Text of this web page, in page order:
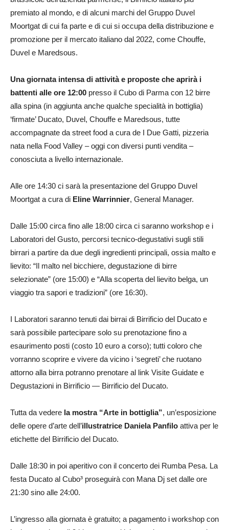
premiato al mondo, e di alcuni marchi del Gruppo Duvel
Moortgat di cui fa parte e di cui si occupa della distribuzione e
promozione per il mercato italiano dal 2022, come Chouffe,
Duvel e Maredsous.
Una giornata intensa di attività e proposte che aprirà i
battenti alle ore 12:00 presso il Cubo di Parma con 12 birre
alla spina (in aggiunta anche qualche specialità in bottiglia)
‘firmate’ Ducato, Duvel, Chouffe e Maredsous, tutte
accompagnate da street food a cura de I Due Gatti, pizzeria
nata nella Food Valley – oggi con diversi punti vendita –
conosciuta a livello internazionale.
Alle ore 14:30 ci sarà la presentazione del Gruppo Duvel
Moortgat a cura di Eline Warrinnier, General Manager.
Dalle 15:00 circa fino alle 18:00 circa ci saranno workshop e i
Laboratori del Gusto, percorsi tecnico-degustativi sugli stili
birrari a partire da due degli ingredienti principali, ossia malto e
lievito: “Il malto nel bicchiere, degustazione di birre
selezionate” (ore 15:00) e “Alla scoperta del lievito belga, un
viaggio tra sapori e tradizioni” (ore 16:30).
I Laboratori saranno tenuti dai birrai di Birrificio del Ducato e
sarà possibile partecipare solo su prenotazione fino a
esaurimento posti (costo 10 euro a corso); tutti coloro che
vorranno scoprire e vivere da vicino i ‘segreti’ che ruotano
attorno alla birra potranno prenotare al link Visite Guidate e
Degustazioni in Birrificio — Birrificio del Ducato.
Tutta da vedere la mostra “Arte in bottiglia”, un’esposizione
delle opere d’arte dell’illustratrice Daniela Panfilo attiva per le
etichette del Birrificio del Ducato.
Dalle 18:30 in poi aperitivo con il concerto dei Rumba Pesa. La
festa Ducato al Cubo³ proseguirà con Mana Dj set dalle ore
21:30 sino alle 24:00.
L’ingresso alla giornata è gratuito; a pagamento i workshop con